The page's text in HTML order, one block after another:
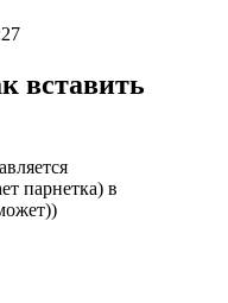
вставить
парнетка) в